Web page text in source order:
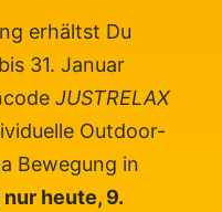
erhältst Du
31. Januar
JUSTRELAX
Outdoor-
Bewegung in
heute, 9.